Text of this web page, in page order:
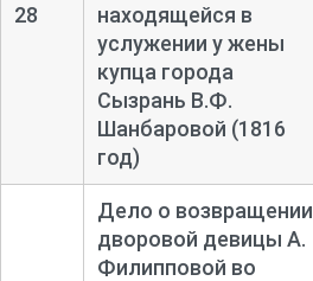
28
находящейся в
услужении у жены
купца города
Сызрань В.Ф.
Шанбаровой (1816
год)
Дело о возвращении
дворовой девицы А.
Филипповой во